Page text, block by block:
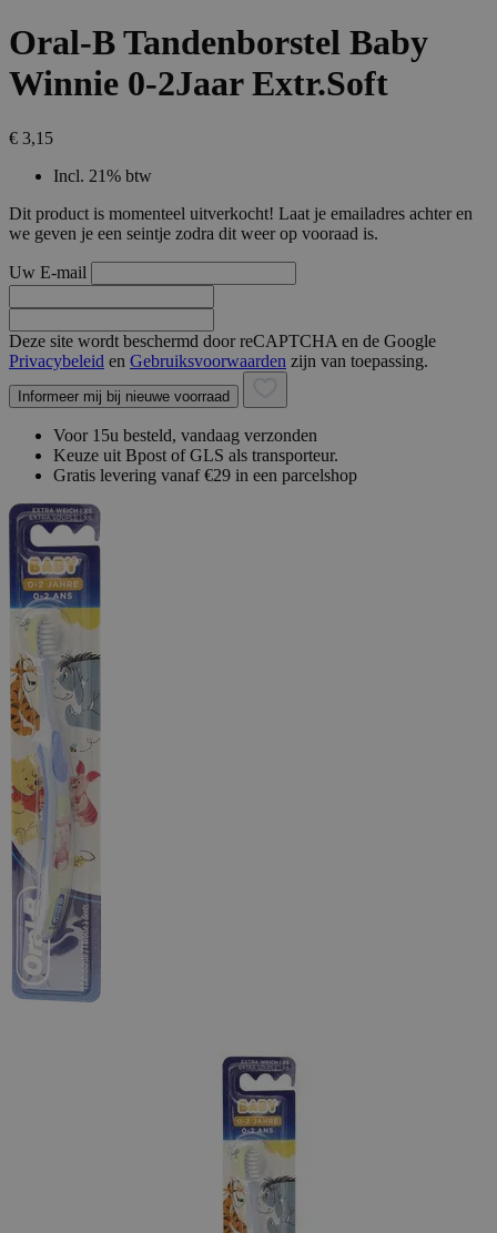
Oral-B Tandenborstel Baby
Winnie 0-2Jaar Extr.Soft
€ 3,15
Incl. 21% btw
Dit product is momenteel uitverkocht! Laat je emailadres achter en
we geven je een seintje zodra dit weer op vooraad is.
Uw E-mail
Deze site wordt beschermd door reCAPTCHA en de Google
Privacybeleid en Gebruiksvoorwaarden zijn van toepassing.
Informeer mij bij nieuwe voorraad
Voor 15u besteld, vandaag verzonden
Keuze uit Bpost of GLS als transporteur.
Gratis levering vanaf €29 in een parcelshop